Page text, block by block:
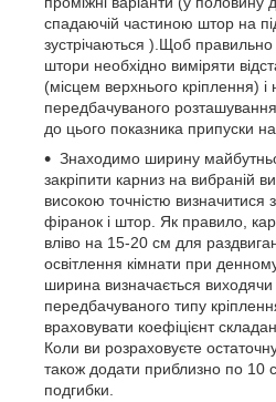
спадаючій частиною штор на
зустрічаються ).Щоб
штори необхідно виміряти
(місцем верхнього кріплення)
передбачуваного
до цього показника припуски на
Знаходимо ширину
закріпити карниз на вибраній
високою точністю визначитися
фіранок і штор. Як правило,
вліво на 15-20 см для
освітлення кімнати при
ширина визначається виходячи
передбачуваного типу
враховувати коефіцієнт
Коли ви розраховуєте
також додати приблизно по 10
подгибки.